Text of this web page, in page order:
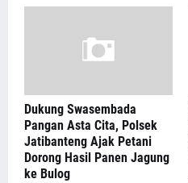
Dukung Swasembada
Pangan Asta Cita, Polsek
Jatibanteng Ajak Petani
Dorong Hasil Panen Jagung
ke Bulog